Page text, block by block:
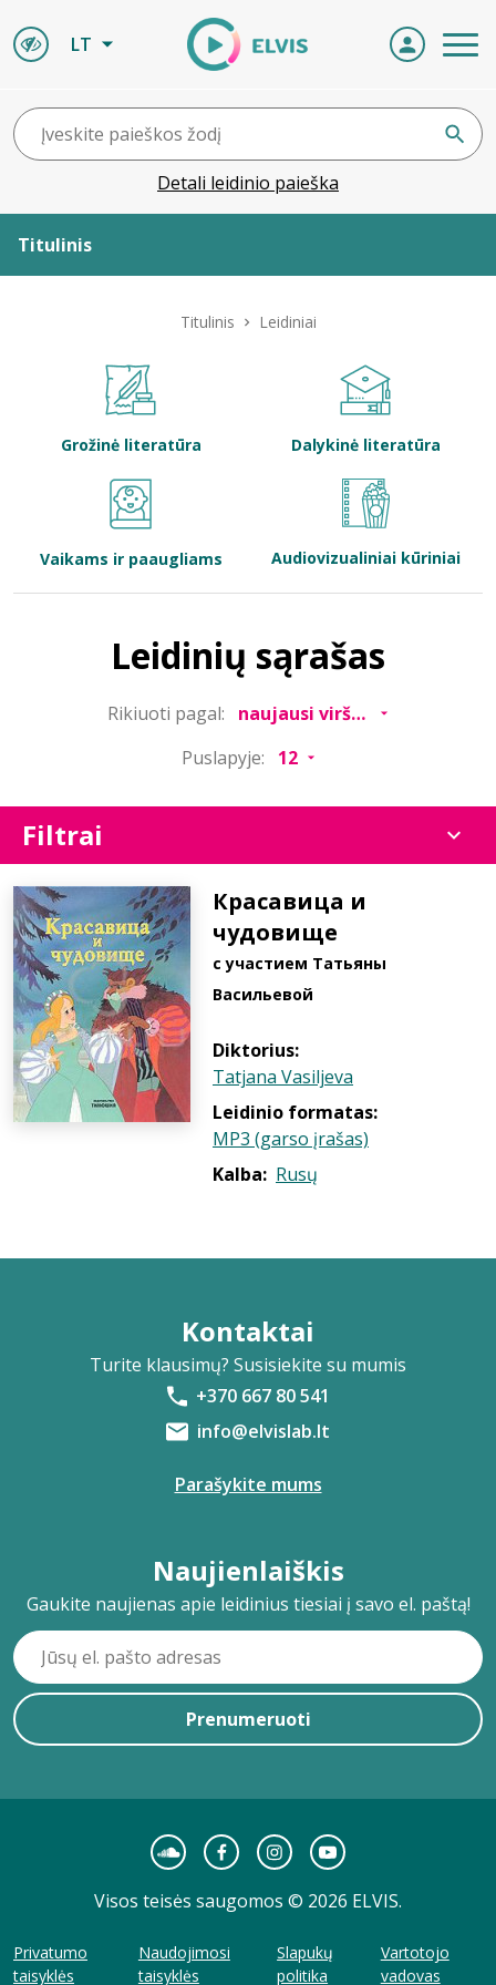
LT
Detali leidinio paieška
Titulinis
Bibliotekoms
Titulinis Leidiniai
Grožinė literatūra Dalykinė literatūra
Vaikams ir paaugliams Audiovizualiniai kūriniai
Leidinių sąrašas
Rikiuoti pagal:
Puslapyje:
Filtrai
Красавица и
чудовище
с участием Татьяны
Васильевой
Diktorius:
Tatjana Vasiljeva
Leidinio formatas:
MP3 (garso įrašas)
Kalba: Rusų
Kontaktai
Turite klausimų? Susisiekite su mumis
+370 667 80 541
info@elvislab.lt
Parašykite mums
Naujienlaiškis
Gaukite naujienas apie leidinius tiesiai į savo el. paštą!
Prenumeruoti
Visos teisės saugomos © 2026 ELVIS.
Privatumo
taisyklės
Naudojimosi
taisyklės
Slapukų
politika
Vartotojo
vadovas